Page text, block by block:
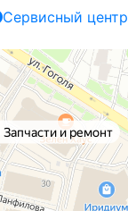
Сервисный центр